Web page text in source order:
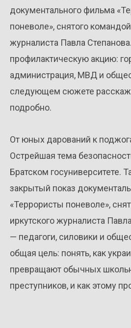
документального фильма
поневоле», снятого
журналиста Павла
профилактическую акцию:
администрация, МВД и
следующем сюжете
подробно.
От юных дарований к
Острейшая тема
Братском госуниверситете.
закрытый показ
«Террористы поневоле»,
иркутского журналиста
— педагоги, силовики и
общая цель: понять, как
превращают обычных
преступников, и как этому